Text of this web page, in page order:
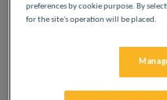
Skorzystaj z naszych
Mozela. Rodzinne wakacje i
preferences by cookie purpose. By
for the site's operation will be placed.